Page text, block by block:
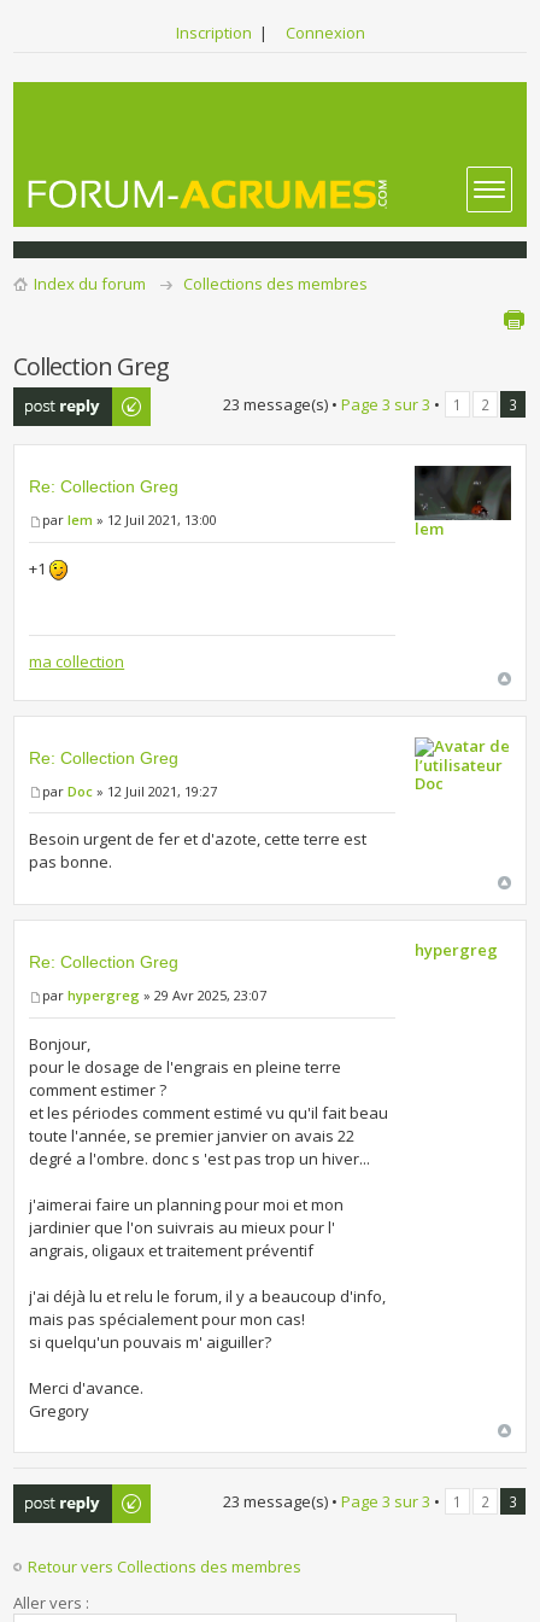
Inscription | Connexion
Index du forum Collections des membres
Collection Greg
Publier une
réponse
23 message(s) • Page 3 sur3 • 1 2 3
Re: Collection Greg
parlem » 12 Juil 2021, 13:00
+1
ma collection
lem
Re: Collection Greg
parDoc » 12 Juil 2021, 19:27
Besoin urgent de fer et d'azote, cette terre est
pas bonne.
Doc
Re: Collection Greg
parhypergreg » 29 Avr 2025, 23:07
Bonjour,
pour le dosage de l'engrais en pleine terre
comment estimer ?
et les périodes comment estimé vu qu'il fait beau
toute l'année, se premier janvier on avais 22
degré a l'ombre. donc s 'est pas trop un hiver...
j'aimerai faire un planning pour moi et mon
jardinier que l'on suivrais au mieux pour l'
angrais, oligaux et traitement préventif
j'ai déjà lu et relu le forum, il y a beaucoup d'info,
mais pas spécialement pour mon cas!
si quelqu'un pouvais m' aiguiller?
Merci d'avance.
Gregory
hypergreg
Publier une
réponse
23 message(s) • Page 3 sur3 • 1 2 3
Retour vers Collections des membres
Aller vers :